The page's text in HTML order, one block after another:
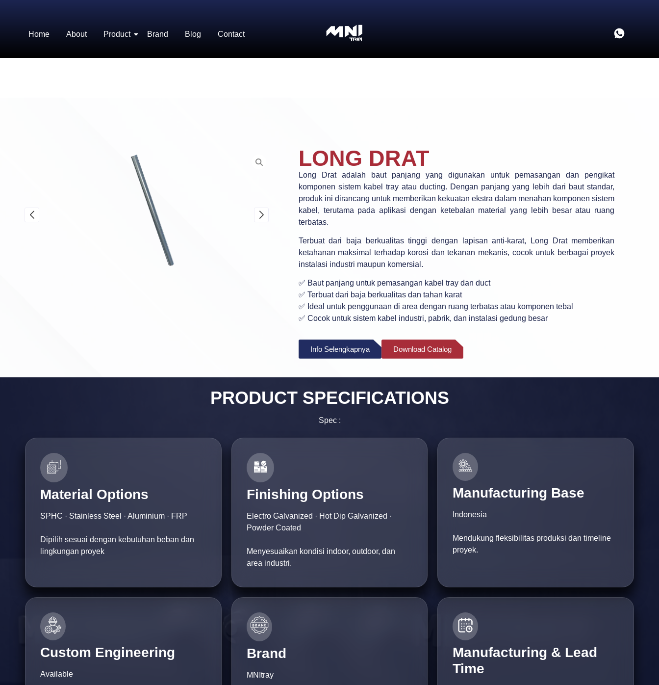
Home About Product Brand Blog Contact
LONG DRAT
Long Drat adalah baut panjang yang digunakan untuk pemasangan dan pengikat
komponen sistem kabel tray atau ducting. Dengan panjang yang lebih dari baut standar,
produk ini dirancang untuk memberikan kekuatan ekstra dalam menahan komponen sistem
kabel, terutama pada aplikasi dengan ketebalan material yang lebih besar atau ruang
terbatas.
Terbuat dari baja berkualitas tinggi dengan lapisan anti-karat, Long Drat memberikan
ketahanan maksimal terhadap korosi dan tekanan mekanis, cocok untuk berbagai proyek
instalasi industri maupun komersial.
✅ Baut panjang untuk pemasangan kabel tray dan duct
✅ Terbuat dari baja berkualitas dan tahan karat
✅ Ideal untuk penggunaan di area dengan ruang terbatas atau komponen tebal
✅ Cocok untuk sistem kabel industri, pabrik, dan instalasi gedung besar
Info Selengkapnya Download Catalog
PRODUCT SPECIFICATIONS
Spec :
Material Options
SPHC · Stainless Steel · Aluminium · FRP
Dipilih sesuai dengan kebutuhan beban dan
lingkungan proyek
Finishing Options
Electro Galvanized · Hot Dip Galvanized ·
Powder Coated
Menyesuaikan kondisi indoor, outdoor, dan
area industri.
Manufacturing Base
Indonesia
Mendukung fleksibilitas produksi dan timeline
proyek.
Custom Engineering
Available
Brand
MNItray
Manufacturing & Lead
Time